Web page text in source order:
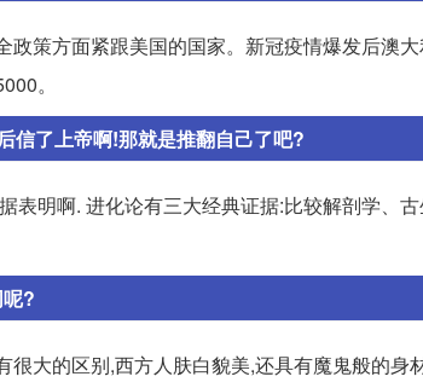
政策方面紧跟美国的国家。新冠疫情爆发后澳
。
信了上帝啊!那就是推翻自己了吧?
表明啊. 进化论有三大经典证据:比较解剖学、
?
很大的区别,西方人肤白貌美,还具有魔鬼般的